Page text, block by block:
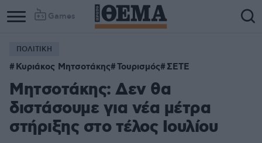
Games
ΠΟΛΙΤΙΚΗ
Κυριάκος Μητσοτάκης Τουρισμός ΣΕΤΕ
Μητσοτάκης: Δεν θα
διστάσουμε για νέα μέτρα
στήριξης στο τέλος Ιουλίου